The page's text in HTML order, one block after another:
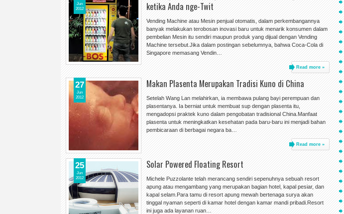
ketika Anda nge-Twit
Vending Machine atau Mesin penjual otomatis, dalam perkembangannya
banyak melakukan terobosan inovasi baru untuk menarik konsumen dalam
pembelian Mesin itu sendiri maupun produk yang dijual dengan Vending
Machine tersebut.Jika dalam postingan sebelumnya, bahwa Coca-Cola di
Singapore memasang Vendin…
Read more »
Jun
2012
Makan Plasenta Merupakan Tradisi Kuno di China
Setelah Wang Lan melahirkan, ia membawa pulang bayi perempuan dan
plasentanya. Ia berniat untuk membuat sup dengan plasenta itu,
mengadopsi praktek kuno dalam pengobatan tradisional China.Manfaat
plasenta untuk meningkatkan kesehatan pada baru-baru ini menjadi bahan
pembicaraan di berbagai negara ba…
Read more »
27
Jun
2012
Solar Powered Floating Resort
Michele Puzzolante telah merancang sendiri sepenuhnya sebuah resort
apung atau mengambang yang merupakan bagian hotel, kapal pesiar, dan
kapal selam.Para tamu di resort apung mewah bertenaga surya akan
tinggal nyaman seperti di kamar hotel dengan kamar mandi pribadi.Resort
ini juga ada layanan ruan…
25
Jun
2012